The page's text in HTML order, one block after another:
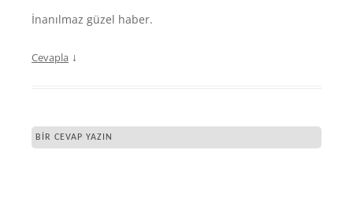
İnanılmaz güzel haber.
Cevapla ↓
BIR CEVAP YAZIN